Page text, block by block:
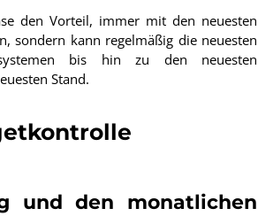
den Vorteil, immer mit den neuesten
sondern kann regelmäßig die neuesten
bis hin zu den neuesten
Stand.
und den monatlichen